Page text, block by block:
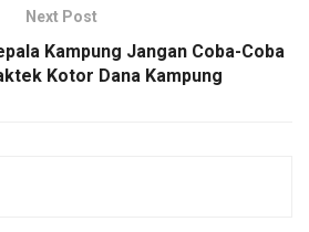
Next Post
Kampung Jangan Coba-Coba
Kotor Dana Kampung